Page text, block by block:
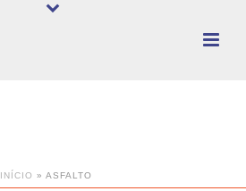
INÍCIO » ASFALTO